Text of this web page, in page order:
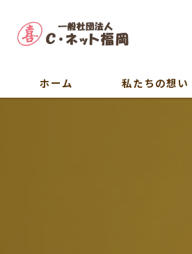
ホーム 私たちの想い